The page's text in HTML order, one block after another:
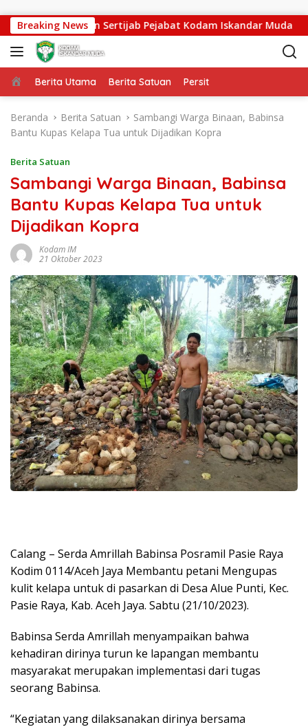
Breaking News
IM Pimpin Sertijab Pejabat Kodam Iskandar Muda
Beranda
Berita Utama Berita Satuan Persit
Beranda Berita Satuan
Sambangi Warga Binaan, Babinsa
Bantu Kupas Kelapa Tua untuk Dijadikan Kopra
Berita Satuan
Sambangi Warga Binaan, Babinsa
Bantu Kupas Kelapa Tua untuk
Dijadikan Kopra
Kodam IM
21 Oktober 2023
Calang – Serda Amrillah Babinsa Posramil Pasie Raya
Kodim 0114/Aceh Jaya Membantu petani Mengupas
kulit kelapa untuk di pasarkan di Desa Alue Punti, Kec.
Pasie Raya, Kab. Aceh Jaya. Sabtu (21/10/2023).
Babinsa Serda Amrillah menyampaikan bahwa
kehadiran dirinya turun ke lapangan membantu
masyarakat merupakan implementasi dari tugas
seorang Babinsa.
“Kegiatan yang dilaksanakan dirinya bersama